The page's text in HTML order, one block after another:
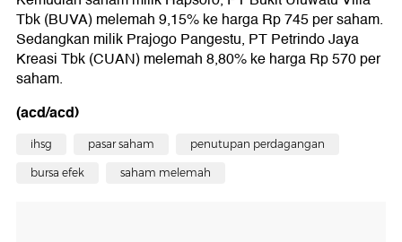
Tbk (BUVA) melemah 9,15% ke harga Rp 745 per saham.
Sedangkan milik Prajogo Pangestu, PT Petrindo Jaya
Kreasi Tbk (CUAN) melemah 8,80% ke harga Rp 570 per
saham.
(acd/acd)
ihsg pasar saham penutupan perdagangan
bursa efek saham melemah